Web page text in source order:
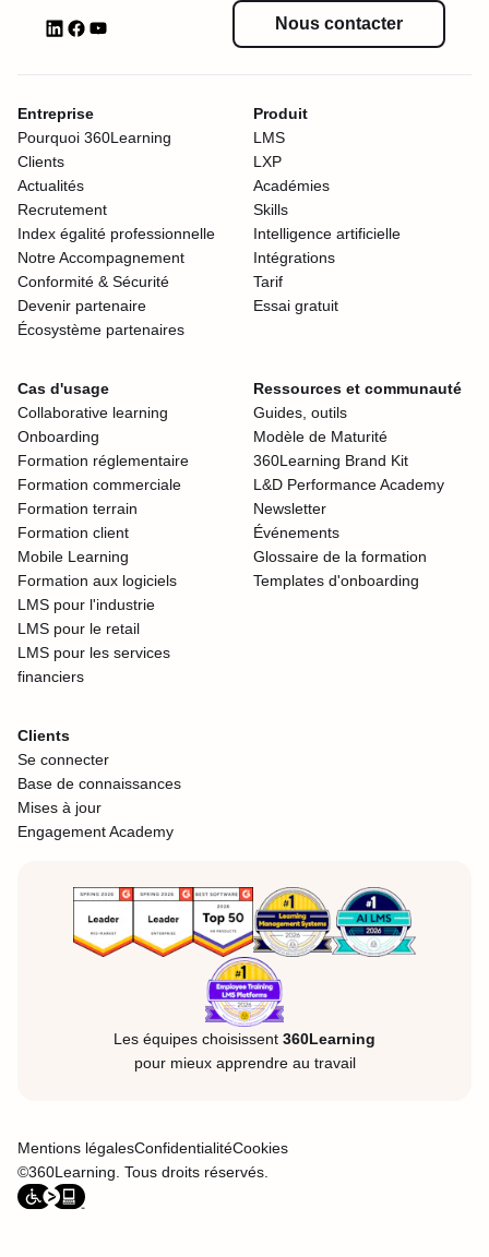
Nous contacter
Entreprise
Pourquoi 360Learning
Clients
Actualités
Recrutement
Index égalité professionnelle
Notre Accompagnement
Conformité & Sécurité
Devenir partenaire
Écosystème partenaires
Produit
LMS
LXP
Académies
Skills
Intelligence artificielle
Intégrations
Tarif
Essai gratuit
Cas d'usage
Collaborative learning
Onboarding
Formation réglementaire
Formation commerciale
Formation terrain
Formation client
Mobile Learning
Formation aux logiciels
LMS pour l'industrie
LMS pour le retail
LMS pour les services
financiers
Ressources et communauté
Guides, outils
Modèle de Maturité
360Learning Brand Kit
L&D Performance Academy
Newsletter
Événements
Glossaire de la formation
Templates d'onboarding
Clients
Se connecter
Base de connaissances
Mises à jour
Engagement Academy
Les équipes choisissent 360Learning
pour mieux apprendre au travail
Mentions légalesConfidentialitéCookies
©360Learning. Tous droits réservés.